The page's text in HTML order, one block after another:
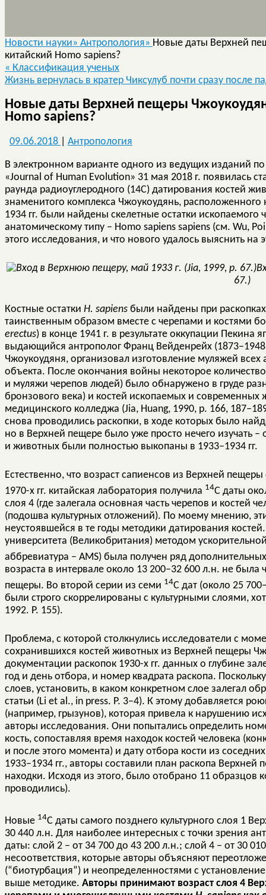
Новости науки» Антропология» Новые даты Верхней
китайский Homo sapiens?
« Классификация ученых
Жизнь вернулась в кратер Чиксулуб почти сразу после
Новые даты Верхней пещеры
Homo sapiens?
09.06.2018 Антропология
В электронном варианте одного из ведущих изданий
«Journal of Human Evolution» 31 мая 2018 г. появилась
раунда радиоуглеродного (14С) датирования костей
знаменитого комплекса Чжоукоудянь, расположенного
1934 гг. были найдены скелетные остатки
анатомическому типу – Homo sapiens sapiens (см. Wu,
этого исследования, и что нового удалось выяснить на
67.)
Костные остатки H. sapiens были найдены при
таинственным образом вместе с черепами и костями
erectus) в конце 1941 г. в результате оккупации Пекина
выдающийся антрополог Франц Вейденрейх
Чжоукоудяня, организовал изготовление муляжей всех
объекта. После окончания войны некоторое
и муляжи черепов людей) было обнаружено в груде
бронзового века) и костей ископаемых и
медицинского колледжа (Jia, Huang, 1990, p. 166,
снова проводились раскопки, в ходе которых было
но в Верхней пещере было уже просто нечего изучать
и животных были полностью выкопаны в 1933–1934 гг.
Естественно, что возраст сапиенсов из Верхней
1970-х гг. китайская лаборатория получила 14С даты
слоя 4 (где залегала основная часть черепов и костей
(подошва культурных отложений). По моему мнению,
неустоявшейся в те годы методики датирования
университета (Великобритания) методом
аббревиатура – AMS) была получен ряд
возраста в интервале около 13 200–32 600 л.н. не была
пещеры. Во второй серии из семи 14С дат (около 25
были строго скоррелированы с культурными слоями,
1992. P. 155).
Проблема, с которой столкнулись исследователи с
сохранившихся костей животных из Верхней пещеры
документации раскопок 1930-х гг. данных о глубине
год и день отбора, и номер квадрата раскопа.
слоев, установить, в каком конкретном слое залегал
статьи (Li et al., in press. P. 3–4). К этому добавляется
(например, грызунов), которая привела к нарушению
авторы исследования. Они попытались определить
кость, сопоставляя время находок костей человека
и после этого момента) и дату отбора кости из
1933–1934 гг., авторы составили план раскопа
находки. Исходя из этого, было отобрано 11
проводились).
Новые 14С даты самого позднего культурного слоя 1
30 440 л.н. Для наиболее интересных с точки зрения
даты: слой 2 – от 34 700 до 43 200 л.н.; слой 4 – от 30
несоответствия, которые авторы объясняют
(“биотурбация”) и неопределенностями с
выше методике. Авторы принимают возраст слоя 4